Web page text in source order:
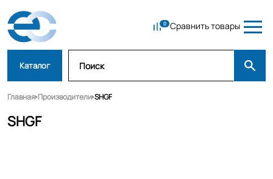
Сравнить товары
Каталог
Главная Производители SHGF
SHGF